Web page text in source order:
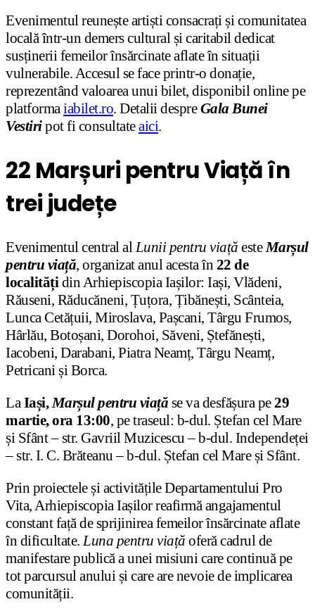
Evenimentul reunește artiști consacrați și comunitatea
locală într-un demers cultural și caritabil dedicat
susținerii femeilor însărcinate aflate în situații
vulnerabile. Accesul se face printr-o donație,
reprezentând valoarea unui bilet, disponibil online pe
platformaiabilet.ro. Detalii despreGala Bunei
Vestiripot fi consultateaici.
22 Marșuri pentru Viață în
trei județe
Evenimentul central al Lunii pentru viață este Marșul
pentru viață, organizat anul acesta în 22 de
localități din Arhiepiscopia Iașilor: Iași, Vlădeni,
Răuseni, Răducăneni, Țuțora, Țibănești, Scânteia,
Lunca Cetățuii, Miroslava, Pașcani, Târgu Frumos,
Hârlău, Botoșani, Dorohoi, Săveni, Ștefănești,
Iacobeni, Darabani, Piatra Neamț, Târgu Neamț,
Petricani și Borca.
La Iași, Marșul pentru viață se va desfășura pe29
martie, ora 13:00, pe traseul: b-dul. Ștefan cel Mare
și Sfânt – str. Gavriil Muzicescu – b-dul. Independeței
– str. I. C. Brăteanu – b-dul. Ștefan cel Mare și Sfânt.
Prin proiectele și activitățile Departamentului Pro
Vita, Arhiepiscopia Iașilor reafirmă angajamentul
constant față de sprijinirea femeilor însărcinate aflate
în dificultate. Luna pentru viață oferă cadrul de
manifestare publică a unei misiuni care continuă pe
tot parcursul anului și care are nevoie de implicarea
comunității.